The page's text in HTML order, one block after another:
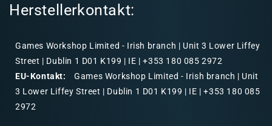
Herstellerkontakt:
Games Workshop Limited - Irish branch | Unit 3 Lower Liffey
Street | Dublin 1 D01 K199 | IE | +353 180 085 2972
EU-Kontakt:
Games Workshop Limited - Irish branch | Unit
3 Lower Liffey Street | Dublin 1 D01 K199 | IE | +353 180 085
2972